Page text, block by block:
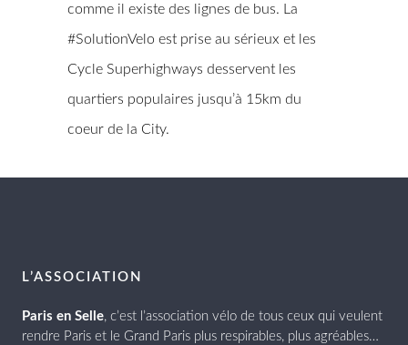
comme il existe des lignes de bus. La
#SolutionVelo est prise au sérieux et les
Cycle Superhighways desservent les
quartiers populaires jusqu’à 15km du
coeur de la City.
L’ASSOCIATION
Paris en Selle, c’est l’association vélo de tous ceux qui veulent
rendre Paris et le Grand Paris plus respirables, plus agréables…